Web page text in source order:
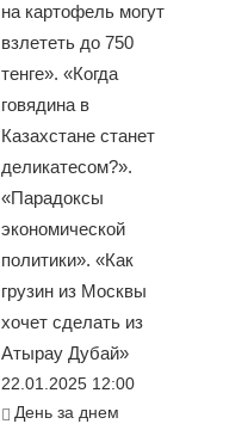
на картофель могут
взлететь до 750
тенге». «Когда
говядина в
Казахстане станет
деликатесом?».
«Парадоксы
экономической
политики». «Как
грузин из Москвы
хочет сделать из
Атырау Дубай»
22.01.2025 12:00
День за днем